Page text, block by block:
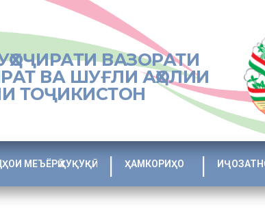
ВАЗОРАТИ
ВА ШУҒЛИ АҲОЛИИ
ТОҶИКИСТОН
МЕЪЁРӢ ҲУҚУҚӢ ҲАМКОРИҲО